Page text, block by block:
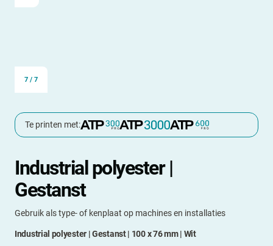
7 / 7
Te printen met:
Industrial polyester |
Gestanst
Gebruik als type- of kenplaat op machines en installaties
Industrial polyester | Gestanst | 100 x 76 mm | Wit